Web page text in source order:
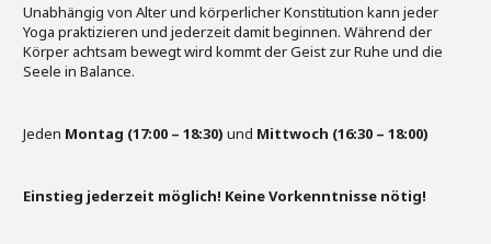
Unabhängig von Alter und körperlicher Konstitution kann jeder
Yoga praktizieren und jederzeit damit beginnen. Während der
Körper achtsam bewegt wird kommt der Geist zur Ruhe und die
Seele in Balance.
Jeden Montag (17:00 – 18:30) und Mittwoch (16:30 – 18:00)
Einstieg jederzeit möglich! Keine Vorkenntnisse nötig!